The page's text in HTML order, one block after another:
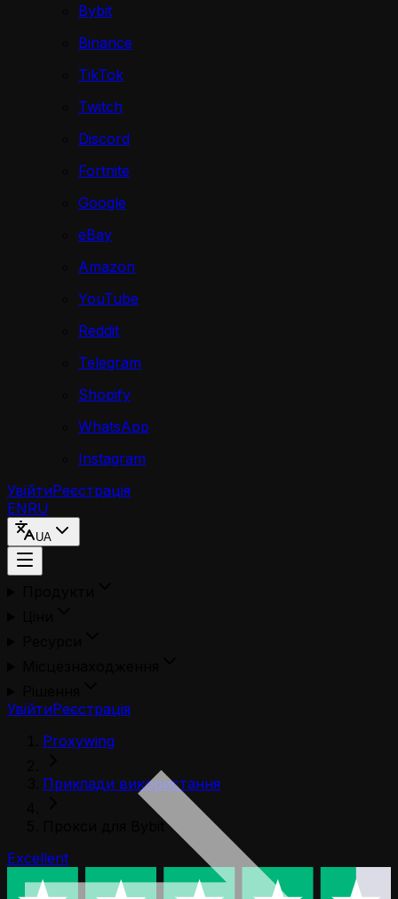
Bybit
Binance
TikTok
Twitch
Discord
Fortnite
Google
eBay
Amazon
YouTube
Reddit
Telegram
Shopify
WhatsApp
Instagram
УвійтиРеєстрація
ENRU
UA
УвійтиРеєстрація
Proxywing
Приклади використання
Excellent